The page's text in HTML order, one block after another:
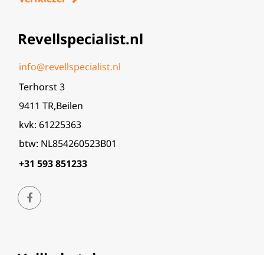
Revellspecialist.nl
info@revellspecialist.nl
Terhorst 3
9411 TR,Beilen
kvk: 61225363
btw: NL854260523B01
+31 593 851233